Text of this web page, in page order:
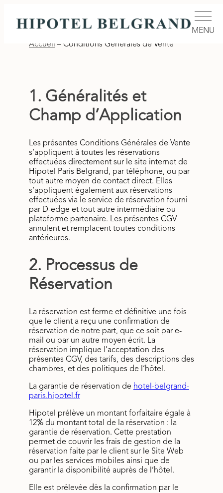
MENU
Accueil – Conditions Générales de Vente
1. Généralités et
Champ d’Application
Les présentes Conditions Générales de Vente
s’appliquent à toutes les réservations
effectuées directement sur le site internet de
Hipotel Paris Belgrand, par téléphone, ou par
tout autre moyen de contact direct. Elles
s’appliquent également aux réservations
effectuées via le service de réservation fourni
par D-edge et tout autre intermédiaire ou
plateforme partenaire. Les présentes CGV
annulent et remplacent toutes conditions
antérieures.
2. Processus de
Réservation
La réservation est ferme et définitive une fois
que le client a reçu une confirmation de
réservation de notre part, que ce soit par e-
mail ou par un autre moyen écrit. La
réservation implique l’acceptation des
présentes CGV, des tarifs, des descriptions des
chambres, et des politiques de l’hôtel.
La garantie de réservation de hotel-belgrand-
paris.hipotel.fr
Hipotel prélève un montant forfaitaire égale à
12% du montant total de la réservation : la
garantie de réservation. Cette prestation
permet de couvrir les frais de gestion de la
réservation faite par le client sur le Site Web
ou par les services mobiles ainsi que de
garantir la disponibilité auprès de l’hôtel.
Elle est prélevée dès la confirmation par le